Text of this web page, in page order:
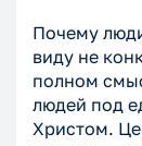
Почему
виду не
полном
людей под
Христом.